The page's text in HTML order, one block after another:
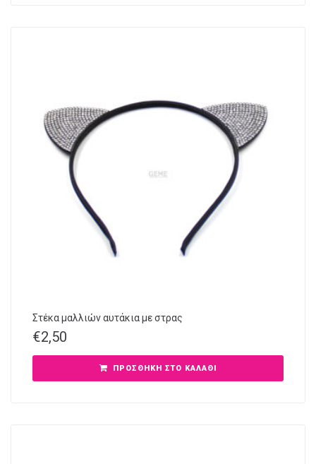
Στέκα μαλλιών αυτάκια με στρας
€2,50
ΠΡΟΣΘΉΚΗ ΣΤΟ ΚΑΛΆΘΙ